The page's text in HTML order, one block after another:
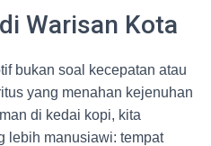
Warisan Kota
bukan soal kecepatan atau
yang menahan kejenuhan
di kedai kopi, kita
lebih manusiawi: tempat